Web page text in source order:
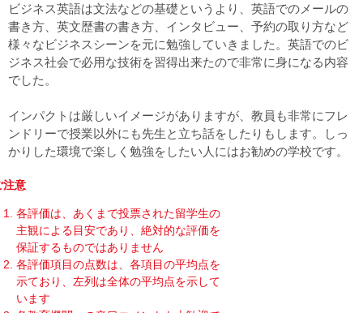
ビジネス英語は文法などの基礎というより、英語でのメールの
書き方、英文歴書の書き方、インタビュー、予約の取り方など
様々なビジネスシーンを元に勉強していきました。英語でのビ
ジネス社会で必用な技術を習得出来たので非常に身になる内容
でした。
インパクトは厳しいイメージがありますが、教員も非常にフレ
ンドリーで授業以外にも先生と立ち話をしたりもします。しっ
かりした環境で楽しく勉強をしたい人にはお勧めの学校です。
注意
各評価は、あくまで投票された留学生の
主観による目安であり、絶対的な評価を
保証するものではありません
各評価項目の点数は、各項目の平均点を
示ており、左列は全体の平均点を示して
います